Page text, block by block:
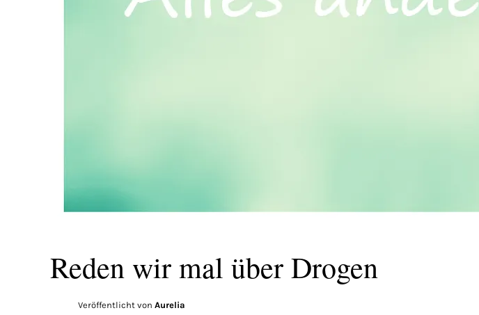
Reden wir mal über Drogen
Veröffentlicht von Aurelia